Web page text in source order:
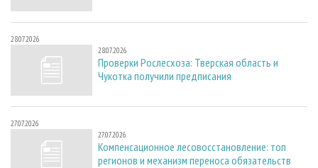
28.07.2026
28.07.2026
Проверки Рослесхоза: Тверская область и
Чукотка получили предписания
27.07.2026
27.07.2026
Компенсационное лесовосстановление: топ
регионов и механизм переноса обязательств